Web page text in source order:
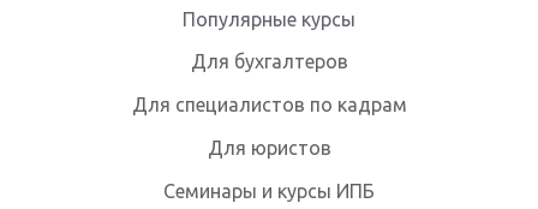
Популярные курсы
Для бухгалтеров
Для специалистов по кадрам
Для юристов
Семинары и курсы ИПБ